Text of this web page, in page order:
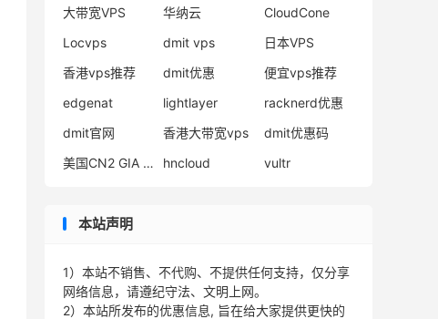
大带宽VPS
华纳云
CloudCone
Locvps
dmit vps
日本VPS
香港vps推荐
dmit优惠
便宜vps推荐
edgenat
lightlayer
racknerd优惠
dmit官网
香港大带宽vps
dmit优惠码
美国CN2 GIA VPS
hncloud vultr
本站声明
1）本站不销售、不代购、不提供任何支持，仅分享
网络信息，请遵纪守法、文明上网。
2）本站所发布的优惠信息, 旨在给大家提供更快的